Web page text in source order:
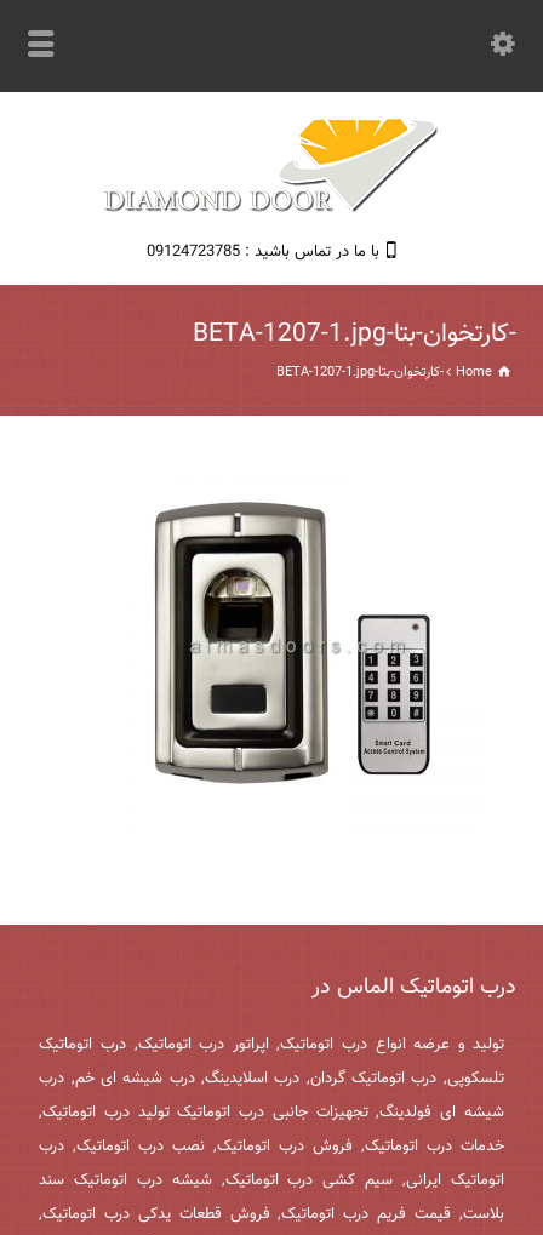
با ما در تماس باشید : 09124723785
-کارتخوان-بتا-BETA-1207-1.jpg
Home -کارتخوان-بتا-BETA-1207-1.jpg
درب اتوماتیک الماس در
تولید و عرضه انواع درب اتوماتیک, اپراتور درب اتوماتیک, درب اتوماتیک
تلسکوپی, درب اتوماتیک گردان, درب اسلایدینگ, درب شیشه ای خم, درب
شیشه ای فولدینگ, تجهیزات جانبی درب اتوماتیک تولید درب اتوماتیک,
خدمات درب اتوماتیک, فروش درب اتوماتیک, نصب درب اتوماتیک, درب
اتوماتیک ایرانی, سیم کشی درب اتوماتیک, شیشه درب اتوماتیک سند
بلاست, قیمت فریم درب اتوماتیک, فروش قطعات یدکی درب اتوماتیک,